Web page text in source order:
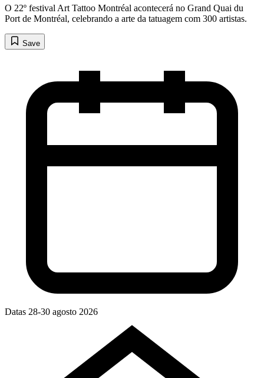
O 22º festival Art Tattoo Montréal acontecerá no Grand Quai du
Port de Montréal, celebrando a arte da tatuagem com 300 artistas.
Save
Datas 28-30 agosto 2026